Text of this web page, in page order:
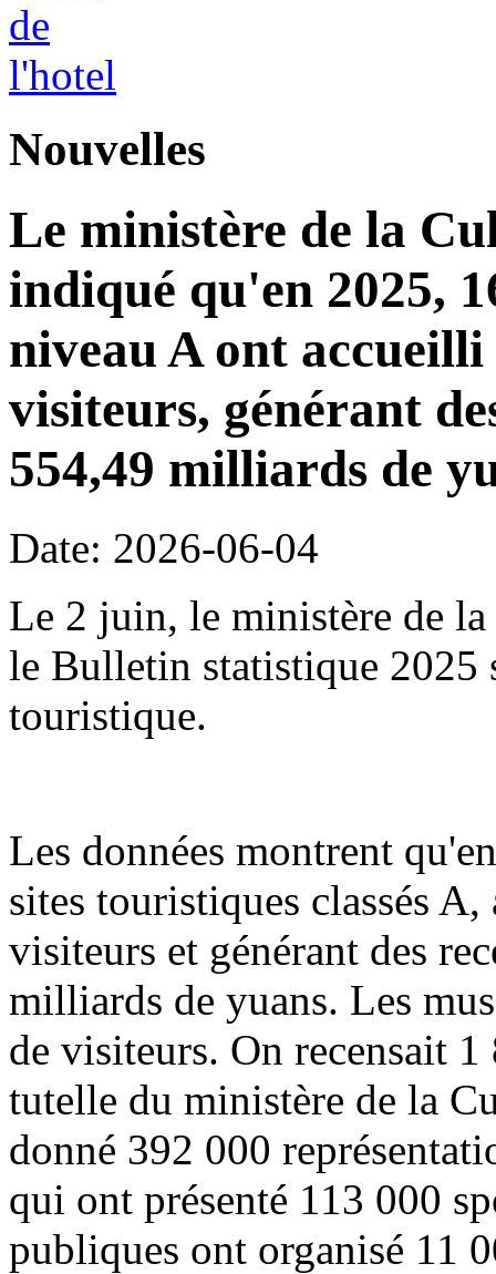
Nouvelles
Le ministère de la
indiqué qu'en 2025,
niveau A ont
visiteurs, générant
554,49 milliards de
Date: 2026-06-04
Le 2 juin, le ministère de
le Bulletin statistique 2025
touristique.
Les données montrent
sites touristiques classés
visiteurs et générant des
milliards de yuans. Les
de visiteurs. On recensait
tutelle du ministère de la
donné 392 000
qui ont présenté 113 000
publiques ont organisé 11